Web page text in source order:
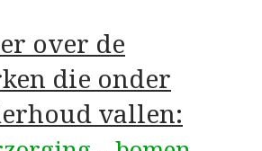
over de
die onder
vallen: